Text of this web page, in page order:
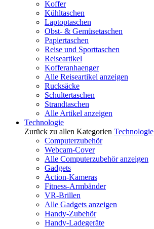
Koffer
Kühltaschen
Laptoptaschen
Obst- & Gemüsetaschen
Papiertaschen
Reise und Sporttaschen
Reiseartikel
Kofferanhaenger
Alle Reiseartikel anzeigen
Rucksäcke
Schultertaschen
Strandtaschen
Alle Artikel anzeigen
Technologie
Zurück zu allen Kategorien Technologie
Computerzubehör
Webcam-Cover
Alle Computerzubehör anzeigen
Gadgets
Action-Kameras
Fitness-Armbänder
VR-Brillen
Alle Gadgets anzeigen
Handy-Zubehör
Handy-Ladegeräte